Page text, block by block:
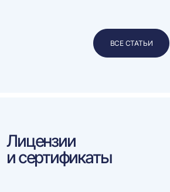
ВСЕ СТАТЬИ
Лицензии
и сертификаты